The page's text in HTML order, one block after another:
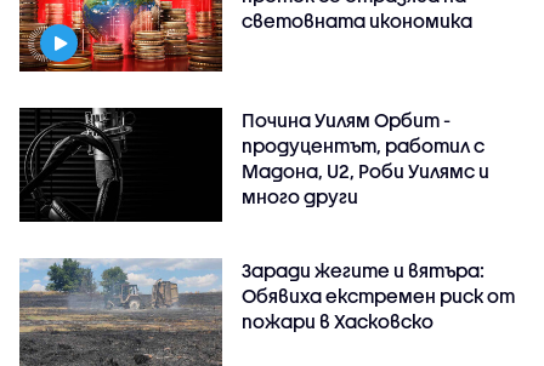
световната икономика
Почина Уилям Орбит -
продуцентът, работил с
Мадона, U2, Роби Уилямс и
много други
Заради жегите и вятъра:
Обявиха екстремен риск от
пожари в Хасковско